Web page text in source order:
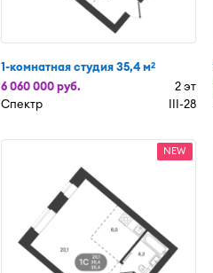
1-комнатная студия 35,4 м2
6 060 000 руб.
2 эт
Спектр
III-28
NEW